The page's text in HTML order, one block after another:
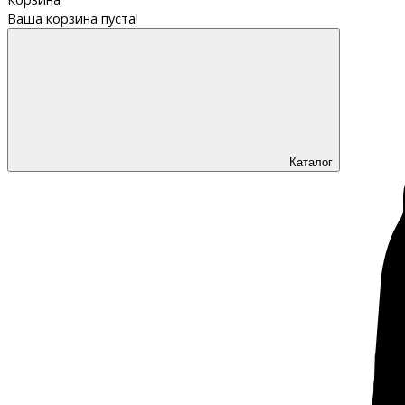
Ваша корзина пуста!
Каталог